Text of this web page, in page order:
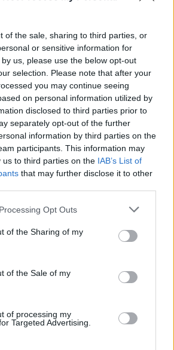
of the sale, sharing to third parties, or
or sensitive information for
us, please use the below opt-out
selection. Please note that after your
you may continue seeing
on personal information utilized by
disclosed to third parties prior to
separately opt-out of the further
information by third parties on the
participants. This information may
us to third parties on the IAB’s List of
that may further disclose it to other
website/app uses one or more Google
or usage behaviour. You may click to
to Google and its third-party tags to
specified purposes in below Google
Opt Outs
of the Sharing of my
of the Sale of my
of processing my
Targeted Advertising.
Βρετανίας για δασμούς 10%:
θέσεων εργασίας στην JLR
της Έκθεσης Αυτοκινήτου
Αύξηση στις πωλήσεις
όλο τον κόσμο
Δοκιμές για αθόρυβα
– Το Κέντρο Αεροακουστικής
Group: Ξεκινά η λειτουργία του
δοκιμών μπαταριών